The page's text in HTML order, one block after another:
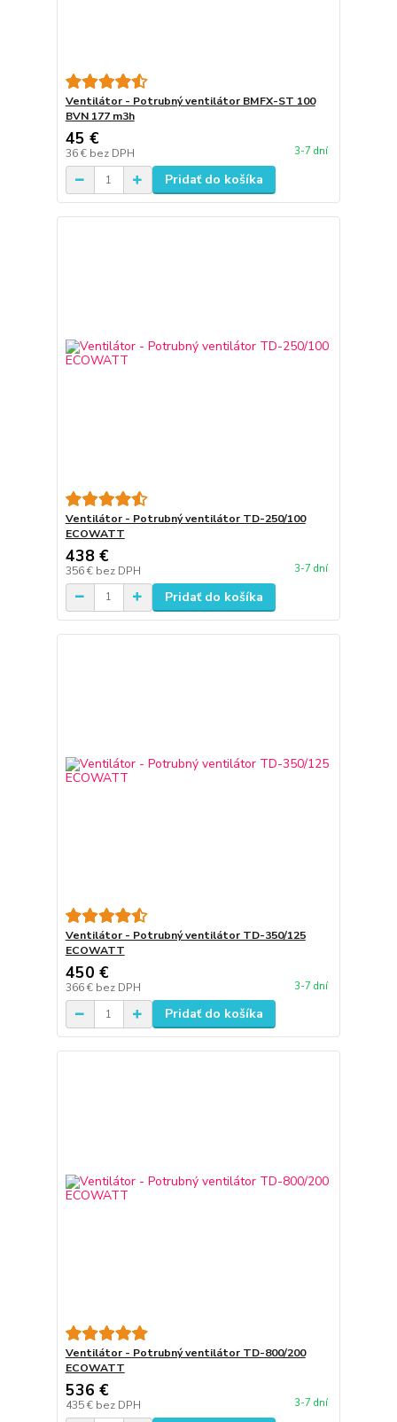
Ventilátor - Potrubný ventilátor BMFX-ST 100
BVN 177 m3h
45 €
36 € bez DPH 3-7 dní
Pridať do košíka
Ventilátor - Potrubný ventilátor TD-250/100
ECOWATT
438 €
356 € bez DPH 3-7 dní
Pridať do košíka
Ventilátor - Potrubný ventilátor TD-350/125
ECOWATT
450 €
366 € bez DPH 3-7 dní
Pridať do košíka
Ventilátor - Potrubný ventilátor TD-800/200
ECOWATT
536 €
435 € bez DPH 3-7 dní